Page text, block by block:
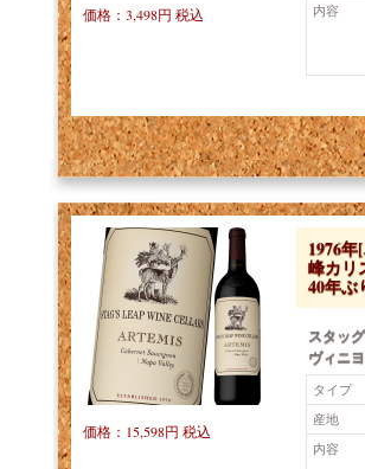
内容
価格：3,498円 税込
1976
峰カリ
40年
スタッ
ヴィニ
タイプ
産地
内容
価格：15,598円 税込